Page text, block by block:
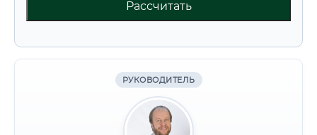
Рассчитать
РУКОВОДИТЕЛЬ